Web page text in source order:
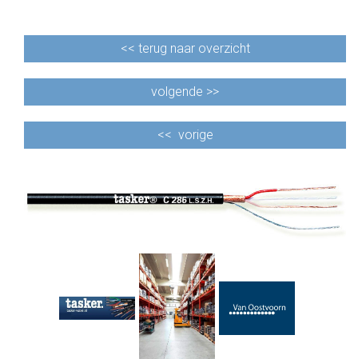
<< terug naar overzicht
volgende >>
<< vorige